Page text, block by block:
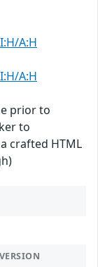
A:H
A:H
prior to
to
crafted HTML
VERSION